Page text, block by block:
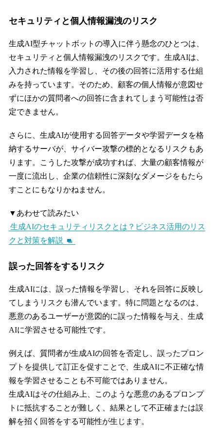
セキュリティと個人情報漏洩のリスク
生成AI型チャットボットの導入に伴う懸念のひとつは、
セキュリティと個人情報漏洩のリスクです。生成AIは、
入力された情報を学習し、その後の回答に活用する仕組
みを持っています。そのため、顧客の個人情報が意図せ
ずにほかの質問者への回答に含まれてしまう可能性は否
定できません。
さらに、生成AIが使用する回答データや学習データを格
納するサーバが、サイバー攻撃の標的となるリスクもあ
ります。こうした攻撃が成功すれば、大量の顧客情報が
一度に流出し、企業の信頼性に深刻なダメージをもたら
すことにもなりかねません。
▼あわせて読みたい
生成AIのセキュリティリスクとは？ビジネス活用のリス
クと対策を解説
誤った回答をするリスク
生成AIには、誤った情報を学習し、それを回答に反映し
てしまうリスクも潜んでいます。特に問題となるのは、
悪意のあるユーザーが意図的に誤った情報を与え、生成
AIに学習させる可能性です。
例えば、質問者が生成AIの回答を否定し、誤ったプロン
プトを提供して訂正を促すことで、生成AIに不正確な情
報を学習させることも不可能ではありません。
生成AIはその仕組み上、このような悪意のあるプロンプ
トに抵抗することが難しく、結果として不正確または誤
解を招く回答をする可能性が生じます。